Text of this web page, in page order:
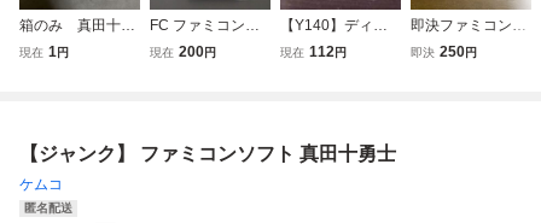
箱のみ 真田十勇
士 ファミコン
現在 1円
FC ファミコンソ
フト ディープダン
現在 200円
【Y140】ディー
プダンジョン 勇士
レトロ コレクター
現在 112円
即決ファミコンソ
フト スカイデス
即決 250円
【ジャンク】 ファミコンソフト 真田十勇士
ケムコ
匿名配送